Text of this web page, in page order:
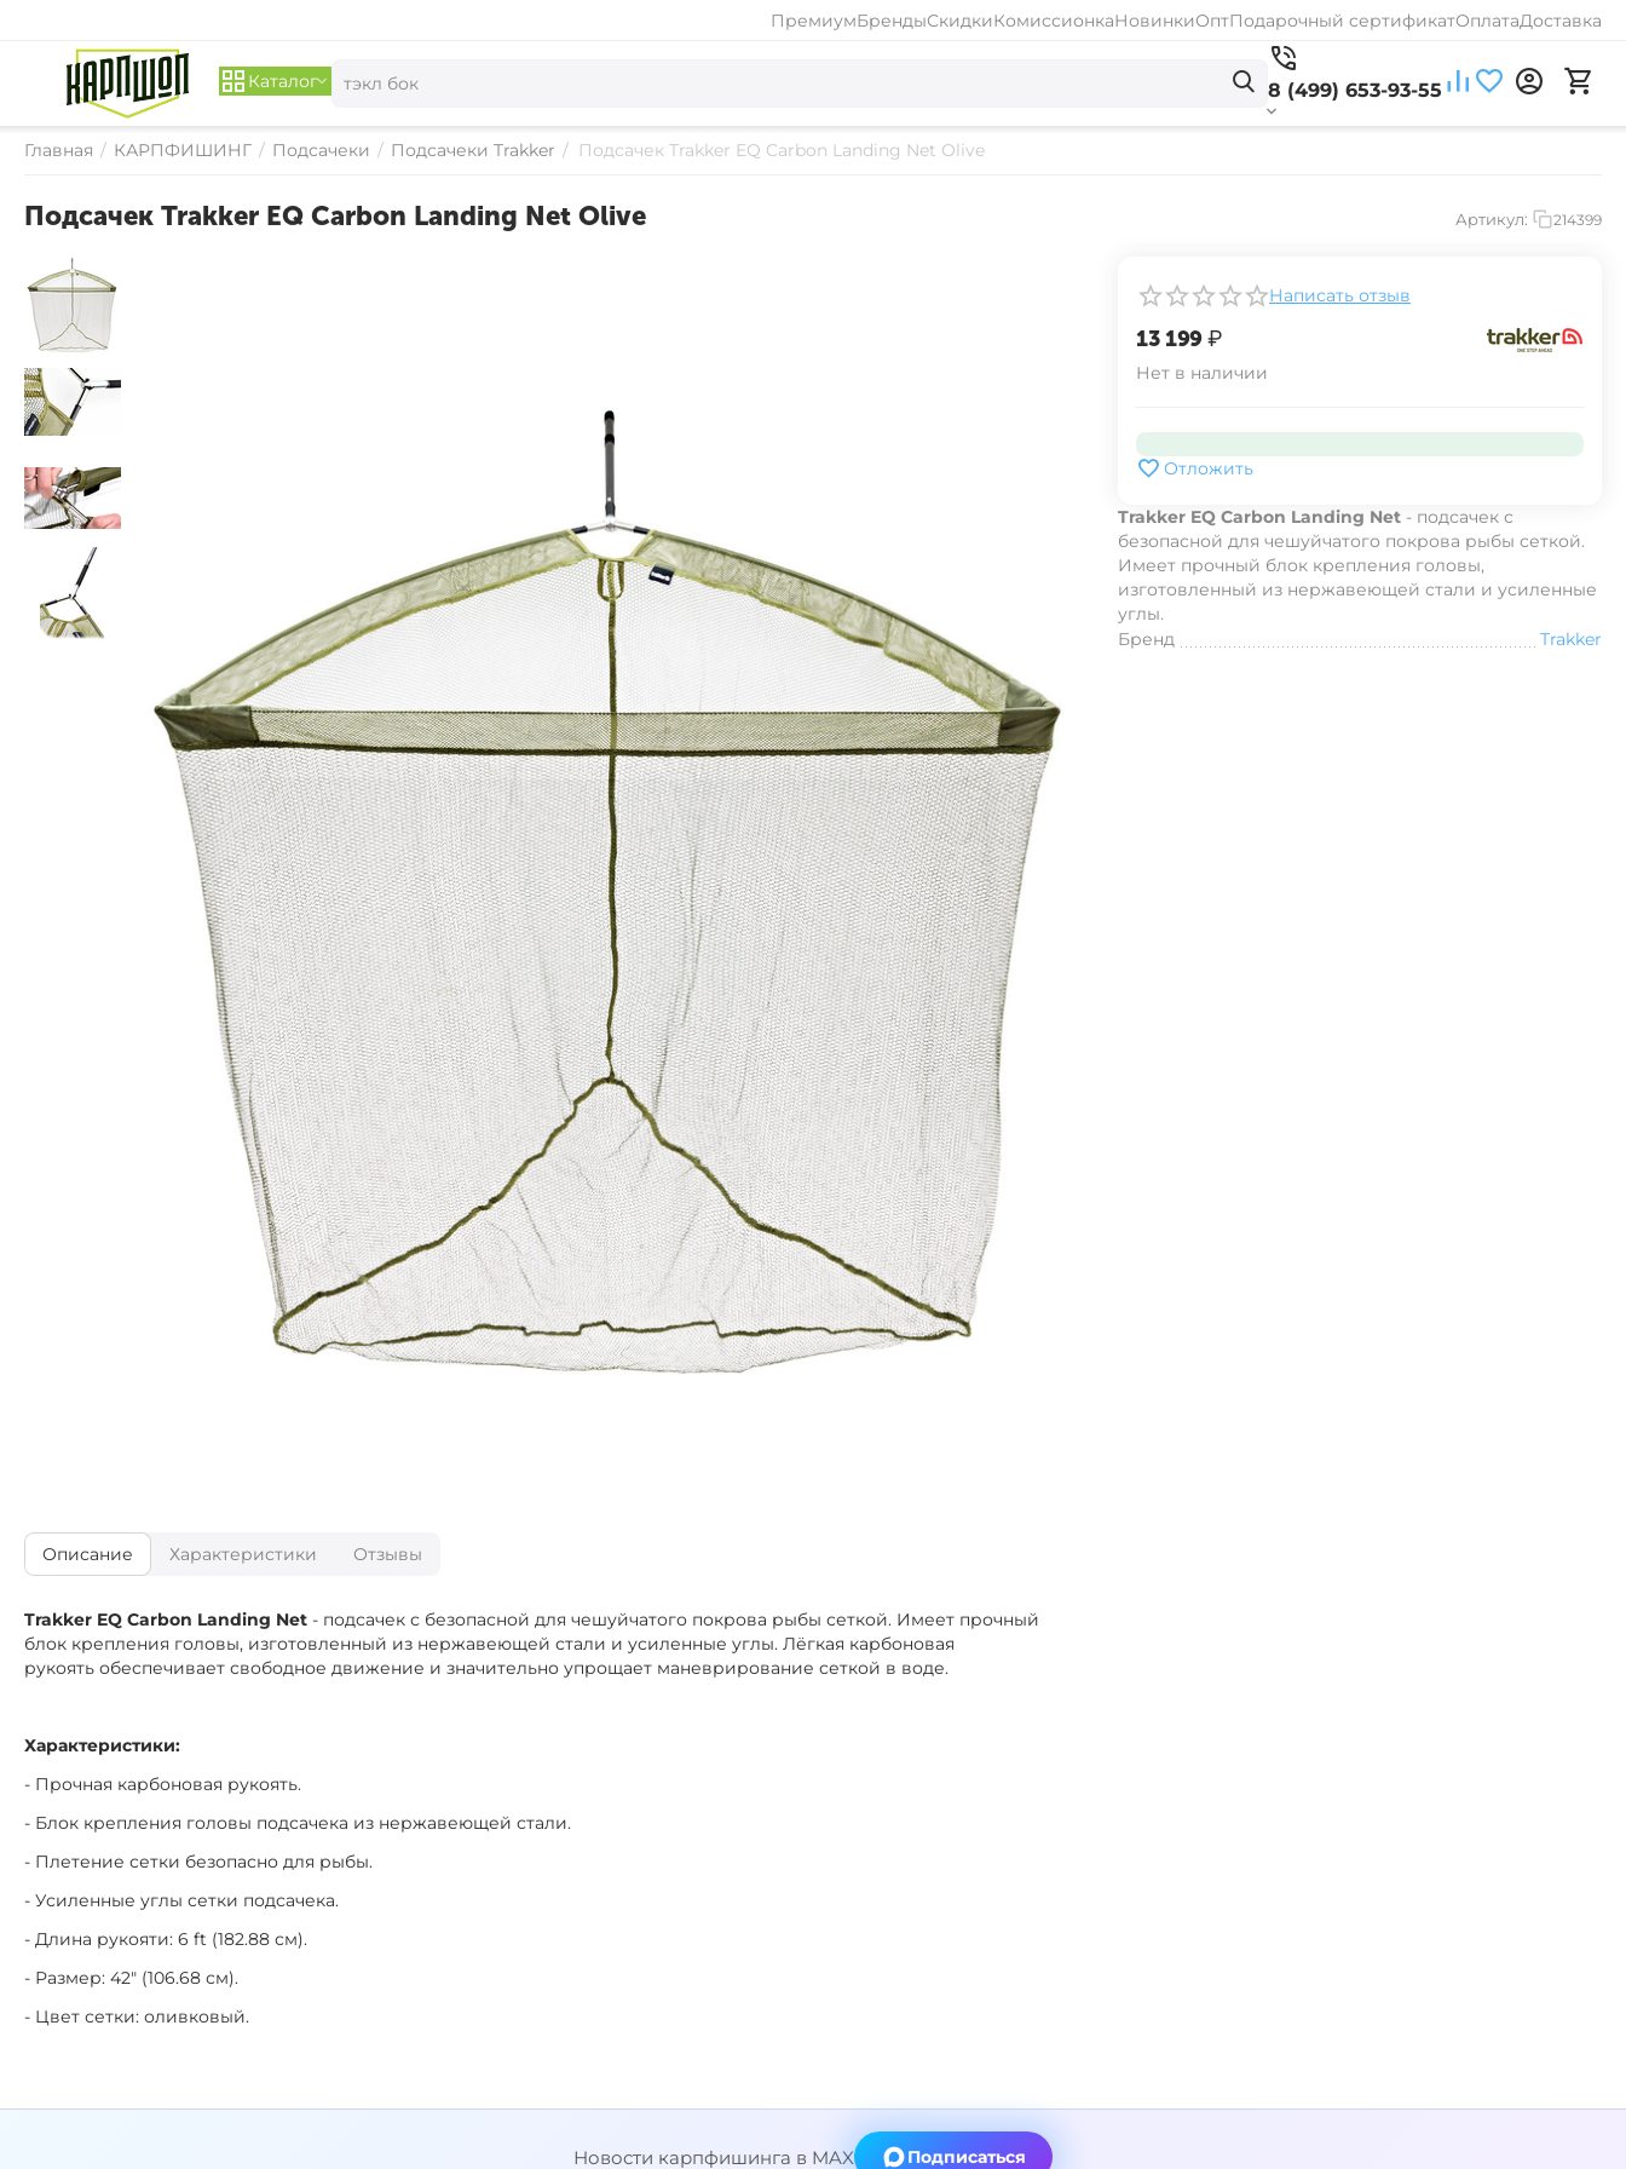
ПремиумБрендыСкидкиКомиссионкаНовинкиОптПодарочный сертификатОплатаДоставка
Каталог 8 (499) 653-93-55
Главная / КАРПФИШИНГ / Подсачеки / Подсачеки Trakker / Подсачек Trakker EQ Carbon Landing Net Olive
Подсачек Trakker EQ Carbon Landing Net Olive Артикул: 214399
Написать отзыв
‍13 199‍₽
Нет в наличии
Отложить
Trakker EQ Carbon Landing Net - подсачек с
безопасной для чешуйчатого покрова рыбы сеткой.
Имеет прочный блок крепления головы,
изготовленный из нержавеющей стали и усиленные
углы.
Бренд
Trakker
Описание Характеристики Отзывы
Trakker EQ Carbon Landing Net - подсачек с безопасной для чешуйчатого покрова рыбы сеткой. Имеет прочный
блок крепления головы, изготовленный из нержавеющей стали и усиленные углы. Лёгкая карбоновая
рукоять обеспечивает свободное движение и значительно упрощает маневрирование сеткой в воде.
Характеристики:
- Прочная карбоновая рукоять.
- Блок крепления головы подсачека из нержавеющей стали.
- Плетение сетки безопасно для рыбы.
- Усиленные углы сетки подсачека.
- Длина рукояти: 6 ft (182.88 см).
- Размер: 42" (106.68 см).
- Цвет сетки: оливковый.
Новости карпфишинга в MAX Подписаться